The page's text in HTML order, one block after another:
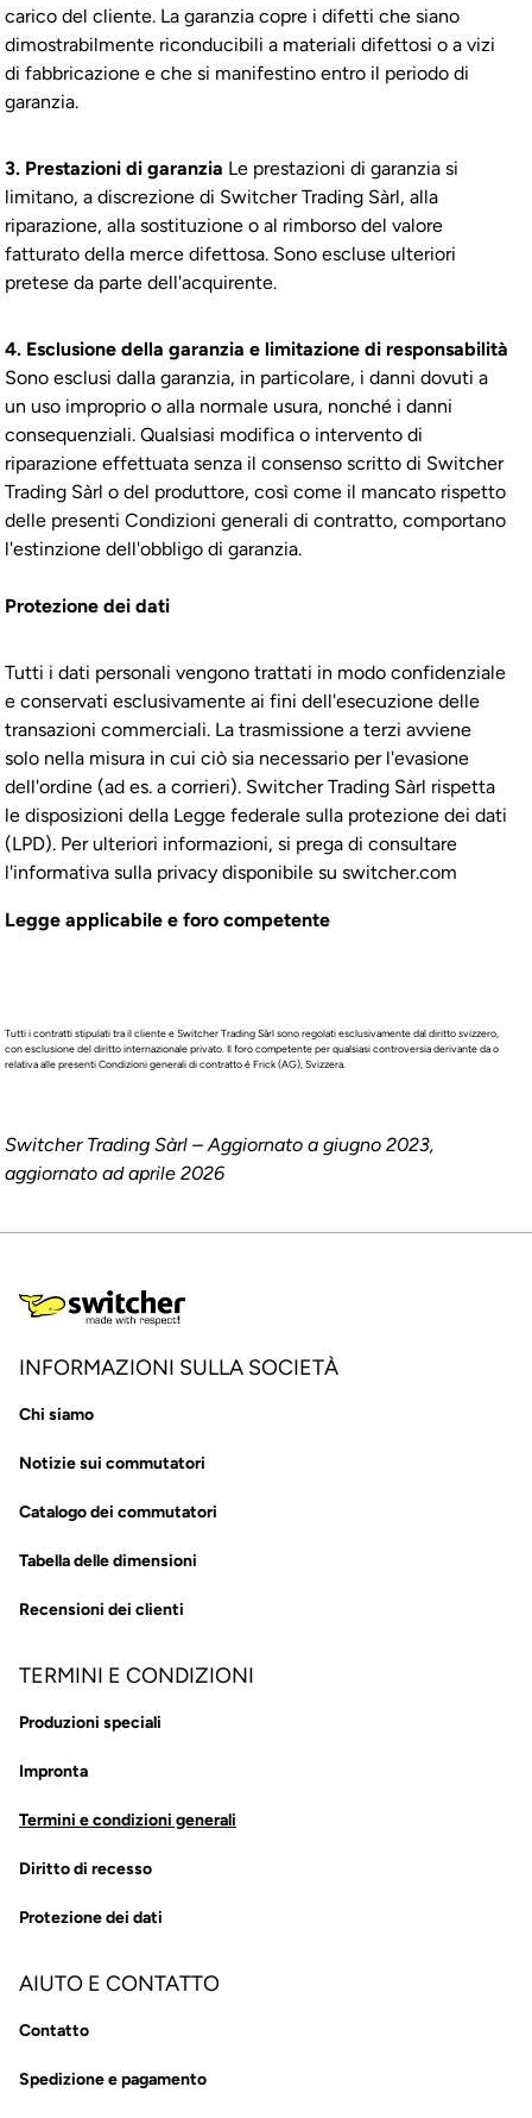
carico del cliente. La garanzia copre i difetti che siano
dimostrabilmente riconducibili a materiali difettosi o a vizi
di fabbricazione e che si manifestino entro il periodo di
garanzia.
3. Prestazioni di garanzia Le prestazioni di garanzia si
limitano, a discrezione di Switcher Trading Sàrl, alla
riparazione, alla sostituzione o al rimborso del valore
fatturato della merce difettosa. Sono escluse ulteriori
pretese da parte dell'acquirente.
4. Esclusione della garanzia e limitazione di responsabilità
Sono esclusi dalla garanzia, in particolare, i danni dovuti a
un uso improprio o alla normale usura, nonché i danni
consequenziali. Qualsiasi modifica o intervento di
riparazione effettuata senza il consenso scritto di Switcher
Trading Sàrl o del produttore, così come il mancato rispetto
delle presenti Condizioni generali di contratto, comportano
l'estinzione dell'obbligo di garanzia.
Protezione dei dati
Tutti i dati personali vengono trattati in modo confidenziale
e conservati esclusivamente ai fini dell'esecuzione delle
transazioni commerciali. La trasmissione a terzi avviene
solo nella misura in cui ciò sia necessario per l'evasione
dell'ordine (ad es. a corrieri). Switcher Trading Sàrl rispetta
le disposizioni della Legge federale sulla protezione dei dati
(LPD). Per ulteriori informazioni, si prega di consultare
l'informativa sulla privacy disponibile su switcher.com
Legge applicabile e foro competente
Tutti i contratti stipulati tra il cliente e Switcher Trading Sàrl sono regolati esclusivamente dal diritto svizzero,
con esclusione del diritto internazionale privato. Il foro competente per qualsiasi controversia derivante da o
relativa alle presenti Condizioni generali di contratto è Frick (AG), Svizzera.
Switcher Trading Sàrl – Aggiornato a giugno 2023,
aggiornato ad aprile 2026
INFORMAZIONI SULLA SOCIETÀ
Chi siamo
Notizie sui commutatori
Catalogo dei commutatori
Tabella delle dimensioni
Recensioni dei clienti
TERMINI E CONDIZIONI
Produzioni speciali
Impronta
Termini e condizioni generali
Diritto di recesso
Protezione dei dati
AIUTO E CONTATTO
Contatto
Spedizione e pagamento